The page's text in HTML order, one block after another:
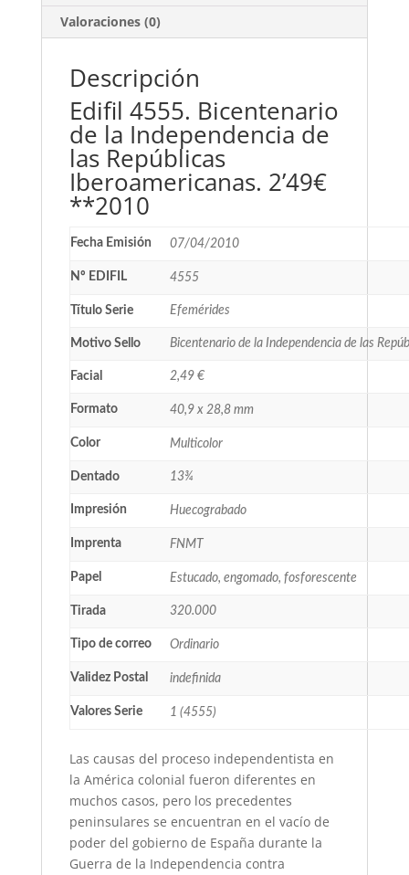
Valoraciones (0)
Descripción
Edifil 4555. Bicentenario
de la Independencia de
las Repúblicas
Iberoamericanas. 2’49€
**2010
Fecha Emisión 07/04/2010
Nº EDIFIL 4555
Título Serie Efemérides
Motivo Sello Bicentenario de la Independencia de las
Facial 2,49 €
Formato 40,9 x 28,8 mm
Color Multicolor
Dentado 13¾
Impresión Huecograbado
Imprenta FNMT
Papel Estucado, engomado, fosforescente
Tirada 320.000
Tipo de correo Ordinario
Validez Postal indefinida
Valores Serie 1 (4555)
Las causas del proceso independentista en
la América colonial fueron diferentes en
muchos casos, pero los precedentes
peninsulares se encuentran en el vacío de
poder del gobierno de España durante la
Guerra de la Independencia contra